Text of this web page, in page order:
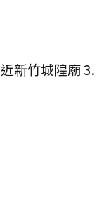
新竹城隍廟 3.